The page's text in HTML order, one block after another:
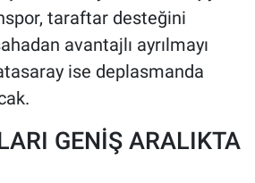
taraftar desteğini
avantajlı ayrılmayı
ise deplasmanda
GENİŞ ARALIKTA